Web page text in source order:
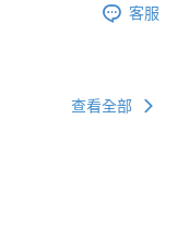
客服
查看全部